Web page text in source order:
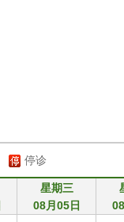
停诊
星期三
08月05日